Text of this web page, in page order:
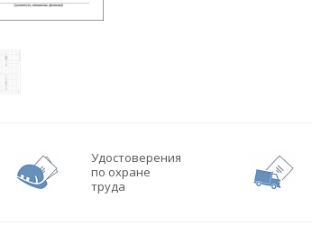
Удостоверения
по охране
труда